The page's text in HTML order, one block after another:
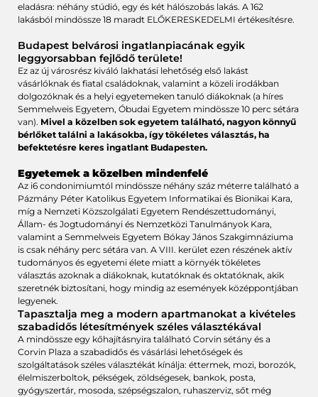
eladásra: néhány stúdió, egy és két hálószobás lakás. A 162
lakásból mindössze 18 maradt ELŐKERESKEDELMI értékesítésre.
Budapest belvárosi ingatlanpiacának egyik
leggyorsabban fejlődő területe!
Ez az új városrész kiváló lakhatási lehetőség első lakást
vásárlóknak és fiatal családoknak, valamint a közeli irodákban
dolgozóknak és a helyi egyetemeken tanuló diákoknak (a híres
Semmelweis Egyetem, Óbudai Egyetem mindössze 10 perc sétára
van). Mivel a közelben sok egyetem található, nagyon könnyű
bérlőket találni a lakásokba, így tökéletes választás, ha
befektetésre keres ingatlant Budapesten.
Egyetemek a közelben mindenfelé
Az i6 condonimiumtól mindössze néhány száz méterre található a
Pázmány Péter Katolikus Egyetem Informatikai és Bionikai Kara,
míg a Nemzeti Közszolgálati Egyetem Rendészettudományi,
Állam- és Jogtudományi és Nemzetközi Tanulmányok Kara,
valamint a Semmelweis Egyetem Bókay János Szakgimnáziuma
is csak néhány perc sétára van. A VIII. kerület ezen részének aktív
tudományos és egyetemi élete miatt a környék tökéletes
választás azoknak a diákoknak, kutatóknak és oktatóknak, akik
szeretnék biztosítani, hogy mindig az események középpontjában
legyenek.
Tapasztalja meg a modern apartmanokat a kivételes
szabadidős létesítmények széles választékával
A mindössze egy kőhajításnyira található Corvin sétány és a
Corvin Plaza a szabadidős és vásárlási lehetőségek és
szolgáltatások széles választékát kínálja: éttermek, mozi, borozók,
élelmiszerboltok, pékségek, zöldségesek, bankok, posta,
gyógyszertár, mosoda, szépségszalon, ruhaszerviz, sőt még